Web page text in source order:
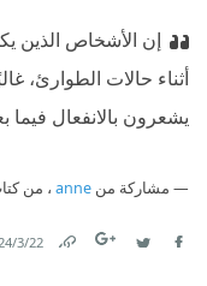
إن الأشخاص الذين
أثناء حالات الطوارئ،
يشعرون بالانفعال فيما
مشاركة من anne ، من
22‏/3‏/2024